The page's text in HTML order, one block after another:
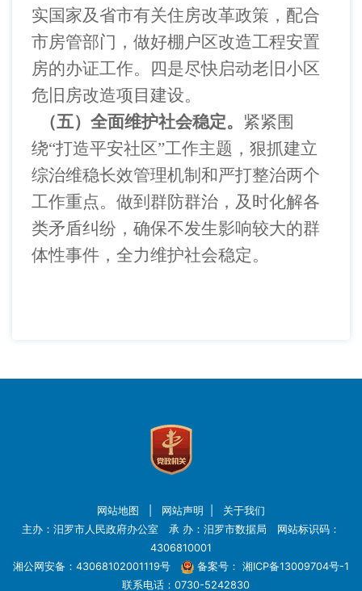
实国家及省市有关住房改革政策，配合
市房管部门，做好棚户区改造工程安置
房的办证工作。四是尽快启动老旧小区
危旧房改造项目建设。
（五）全面维护社会稳定。 紧紧围
绕“打造平安社区”工作主题，狠抓建立
综治维稳长效管理机制和严打整治两个
工作重点。做到群防群治，及时化解各
类矛盾纠纷，确保不发生影响较大的群
体性事件，全力维护社会稳定。
网站地图 网站声明
关于我们
主办：汨罗市人民政府办公室 承 办：汨罗市数据局 网站标识码：
4306810001
湘公网安备：43068102001119号
备案号： 湘ICP备13009704号-1
联系电话：0730-5242830